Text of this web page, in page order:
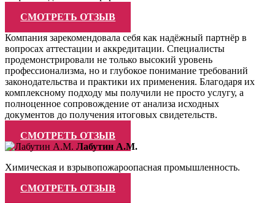
СМОТРЕТЬ ОТЗЫВ
Компания зарекомендовала себя как надёжный партнёр в
вопросах аттестации и аккредитации. Специалисты
продемонстрировали не только высокий уровень
профессионализма, но и глубокое понимание требований
законодательства и практики их применения. Благодаря их
комплексному подходу мы получили не просто услугу, а
полноценное сопровождение от анализа исходных
документов до получения итоговых свидетельств.
СМОТРЕТЬ ОТЗЫВ
Лабутин А.М.
Химическая и взрывопожароопасная промышленность.
СМОТРЕТЬ ОТЗЫВ